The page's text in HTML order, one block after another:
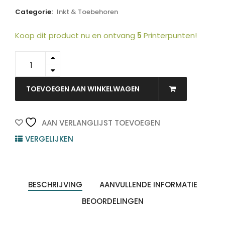
Categorie: Inkt & Toebehoren
Koop dit product nu en ontvang 5 Printerpunten!
C13T543100
EPSON
T5431
Photo
110ml
quantity
TOEVOEGEN AAN WINKELWAGEN
AAN VERLANGLIJST TOEVOEGEN
VERGELIJKEN
BESCHRIJVING
AANVULLENDE INFORMATIE
BEOORDELINGEN